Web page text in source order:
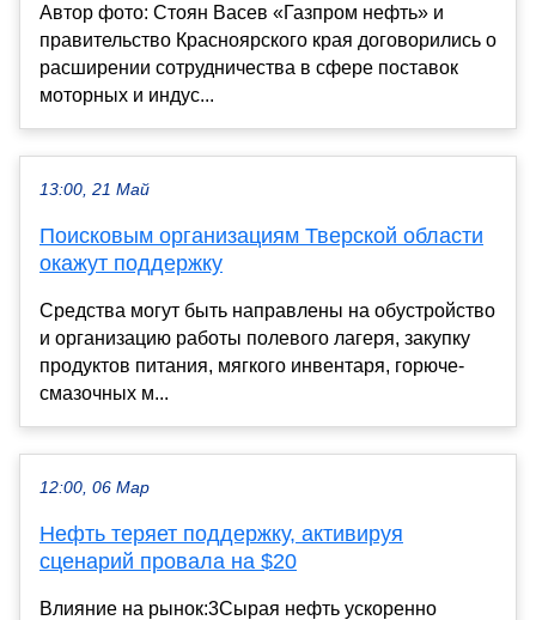
Автор фото: Стоян Васев «Газпром нефть» и
правительство Красноярского края договорились о
расширении сотрудничества в сфере поставок
моторных и индус...
13:00, 21 Май
Поисковым организациям Тверской области
окажут поддержку
Средства могут быть направлены на обустройство
и организацию работы полевого лагеря, закупку
продуктов питания, мягкого инвентаря, горюче-
смазочных м...
12:00, 06 Мар
Нефть теряет поддержку, активируя
сценарий провала на $20
Влияние на рынок:3Сырая нефть ускоренно